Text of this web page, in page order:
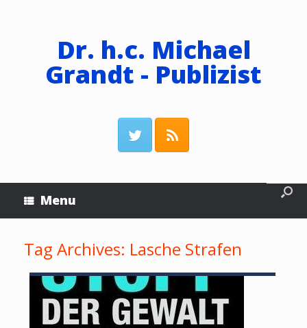
Dr. h.c. Michael
Grandt - Publizist
Menu
Tag Archives: Lasche Strafen